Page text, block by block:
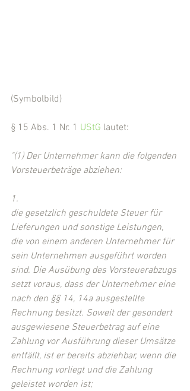
(Symbolbild)
§ 15 Abs. 1 Nr. 1 UStG lautet:
"(1) Der Unternehmer kann die folgenden
Vorsteuerbeträge abziehen:
1.
die gesetzlich geschuldete Steuer für
Lieferungen und sonstige Leistungen,
die von einem anderen Unternehmer für
sein Unternehmen ausgeführt worden
sind. Die Ausübung des Vorsteuerabzugs
setzt voraus, dass der Unternehmer eine
nach den §§ 14, 14a ausgestellte
Rechnung besitzt. Soweit der gesondert
ausgewiesene Steuerbetrag auf eine
Zahlung vor Ausführung dieser Umsätze
entfällt, ist er bereits abziehbar, wenn die
Rechnung vorliegt und die Zahlung
geleistet worden ist;